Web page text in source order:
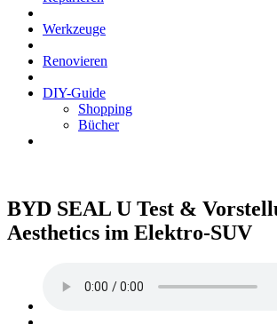
Werkzeuge
Renovieren
DIY-Guide
Shopping
Bücher
BYD SEAL U Test &
Aesthetics im Elektro-SUV